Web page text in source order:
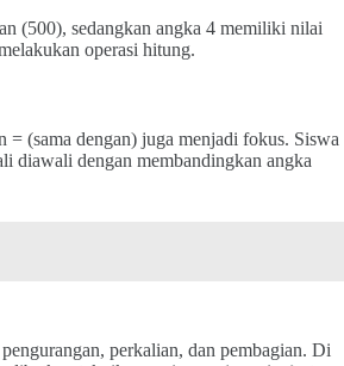
(500), sedangkan angka 4 memiliki nilai
operasi hitung.
(sama dengan) juga menjadi fokus. Siswa
diawali dengan membandingkan angka
perkalian, dan pembagian. Di